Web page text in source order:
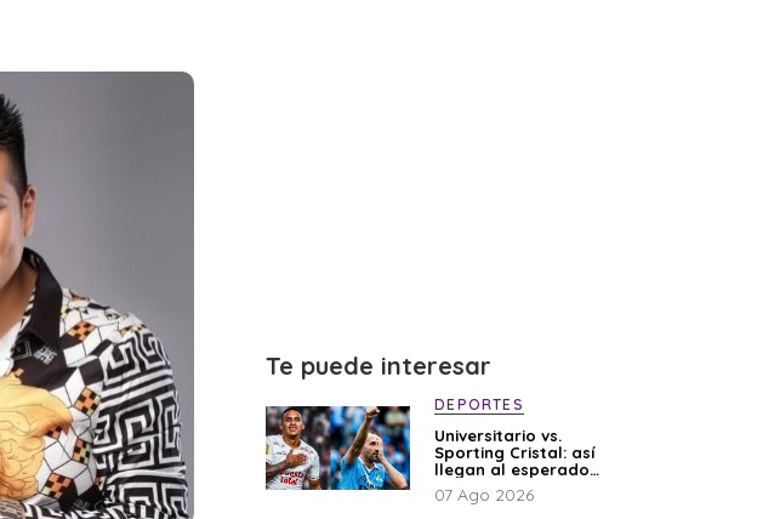
Te puede interesar
DEPORTES
Universitario vs.
Sporting Cristal: así
llegan al esperado
duelo
07 Ago 2026